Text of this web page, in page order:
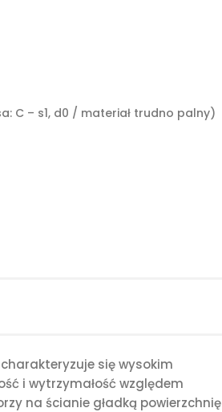
C – s1, d0 / materiał trudno palny)
się wysokim
i wytrzymałość względem
na ścianie gładką powierzchnię